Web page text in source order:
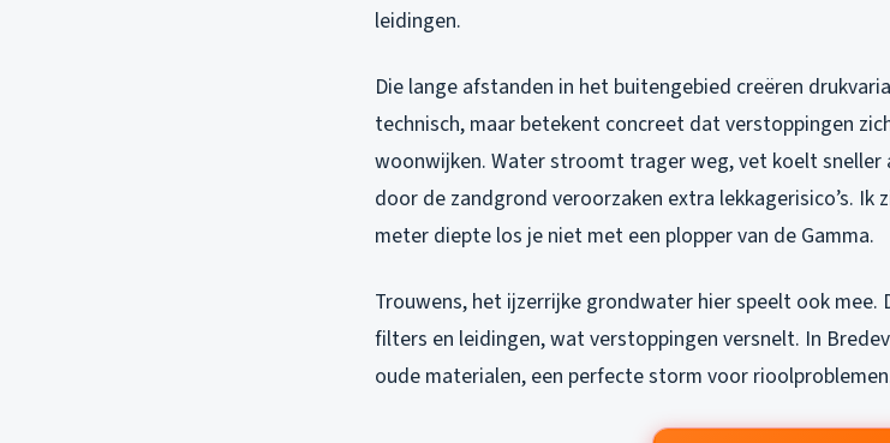
leidingen.
Die lange afstanden in het buitengebied creëren
technisch, maar betekent concreet dat verstoppingen
woonwijken. Water stroomt trager weg, vet koelt sneller
door de zandgrond veroorzaken extra lekkagerisico’s. Ik
meter diepte los je niet met een plopper van de Gamma.
Trouwens, het ijzerrijke grondwater hier speelt ook mee.
filters en leidingen, wat verstoppingen versnelt. In
oude materialen, een perfecte storm voor